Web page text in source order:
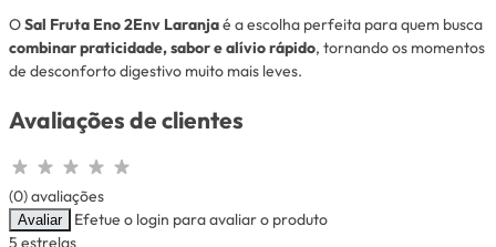
OSal Fruta Eno 2Env Laranjaé a escolha perfeita para quem busca
combinar praticidade, sabor e alívio rápido, tornando os momentos
de desconforto digestivo muito mais leves.
Avaliações de clientes
(0) avaliações
Avaliar
Efetue o login para avaliar o produto
5 estrelas